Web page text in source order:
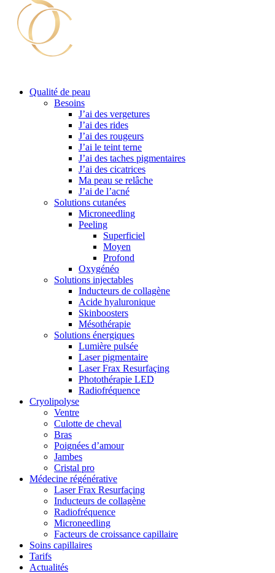
Qualité de peau
Besoins
J’ai des vergetures
J’ai des rides
J’ai des rougeurs
J’ai le teint terne
J’ai des taches pigmentaires
J’ai des cicatrices
Ma peau se relâche
J’ai de l’acné
Solutions cutanées
Microneedling
Peeling
Superficiel
Moyen
Profond
Oxygénéo
Solutions injectables
Inducteurs de collagène
Acide hyaluronique
Skinboosters
Mésothérapie
Solutions énergiques
Lumière pulsée
Laser pigmentaire
Laser Frax Resurfaçing
Photothérapie LED
Radiofréquence
Cryolipolyse
Ventre
Culotte de cheval
Bras
Poignées d’amour
Jambes
Cristal pro
Médecine régénérative
Laser Frax Resurfaçing
Inducteurs de collagène
Radiofréquence
Microneedling
Facteurs de croissance capillaire
Soins capillaires
Tarifs
Actualités